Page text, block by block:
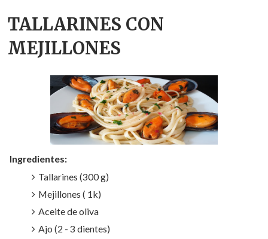
TALLARINES CON
MEJILLONES
Ingredientes:
Tallarines (300 g)
Mejillones ( 1k)
Aceite de oliva
Ajo (2 - 3 dientes)